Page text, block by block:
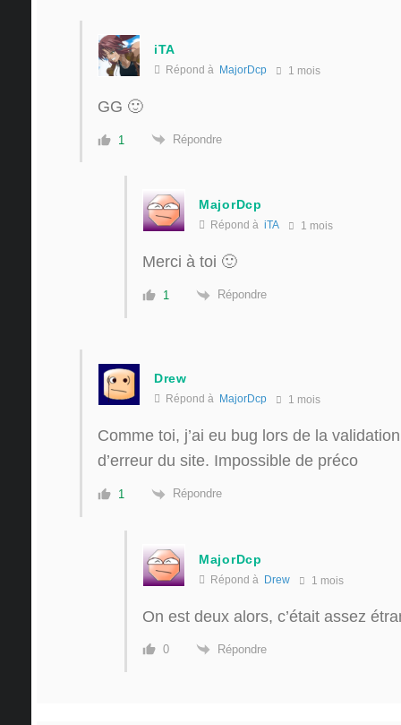
iTA
Répond à MajorDcp 1 mois
GG 🙂
1 Répondre
MajorDcp
Répond à iTA 1 mois
Merci à toi 🙂
1 Répondre
Drew
Répond à MajorDcp 1 mois
Comme toi, j’ai eu bug lors de la
d’erreur du site. Impossible de préco
1 Répondre
MajorDcp
Répond à Drew 1 mois
On est deux alors, c’était assez
0 Répondre